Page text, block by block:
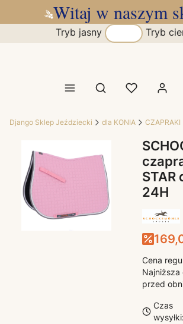
Witaj w naszym
Tryb jasny Tryb
Otwórz wyszukiwarkę
Django Sklep Jeździecki dla KONIA CZAPRAKI
STAR
24H
Cena
przed
Czas
wysyłki: